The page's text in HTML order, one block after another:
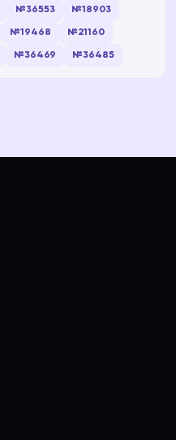
№36553 №18903
№19468 №21160
№36469 №36485